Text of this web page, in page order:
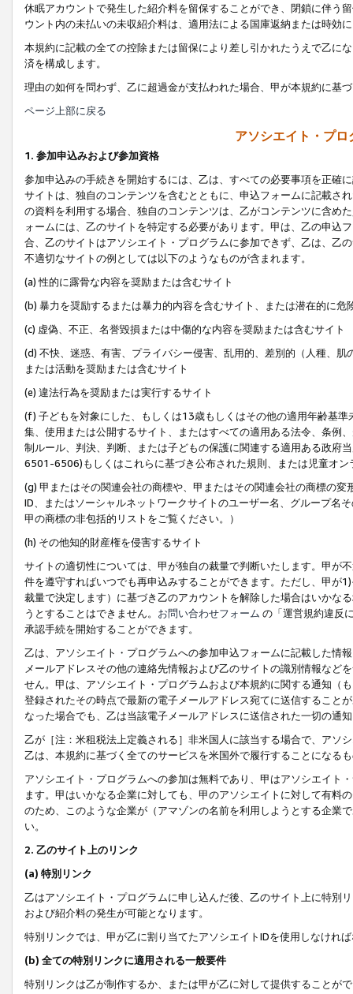
休眠アカウントで発生した紹介料を留保することができ、閉鎖に伴う
ウント内の未払いの未収紹介料は、適用法による国庫返納または時効
本規約に記載の全ての控除または留保により差し引かれたうえで乙に
済を構成します。
理由の如何を問わず、乙に超過金が支払われた場合、甲が本規約に基
ページ上部に戻る
アソシエイト・プ
1. 参加申込みおよび参加資格
参加申込みの手続きを開始するには、乙は、すべての必要事項を正確
サイトは、独自のコンテンツを含むとともに、申込フォームに記載さ
の資料を利用する場合、独自のコンテンツは、乙がコンテンツに含め
ォームには、乙のサイトを特定する必要があります。甲は、乙の申込
合、乙のサイトはアソシエイト・プログラムに参加できず、乙は、乙
不適切なサイトの例としては以下のようなものが含まれます。
(a) 性的に露骨な内容を奨励または含むサイト
(b) 暴力を奨励するまたは暴力的内容を含むサイト、または潜在的に
(c) 虚偽、不正、名誉毀損または中傷的な内容を奨励または含むサイト
(d) 不快、迷惑、有害、プライバシー侵害、乱用的、差別的（人種、
または活動を奨励または含むサイト
(e) 違法行為を奨励または実行するサイト
(f) 子どもを対象にした、もしくは13歳もしくはその他の適用年齢基
集、使用または公開するサイト、またはすべての適用ある法令、条例
制ルール、判決、判断、または子どもの保護に関連する適用ある政府
6501-6506)もしくはこれらに基づき公布された規則、または児童オン
(g) 甲またはその関連会社の商標や、甲またはその関連会社の商標の
ID、またはソーシャルネットワークサイトのユーザー名、グループ名
甲の商標の非包括的リストをご覧ください。）
(h) その他知的財産権を侵害するサイト
サイトの適切性については、甲が独自の裁量で判断いたします。甲が
件を遵守すればいつでも再申込みすることができます。ただし、甲が
裁量で決定します）に基づき乙のアカウントを解除した場合はいかな
うとすることはできません。 お問い合わせフォーム の「運営規約違反
承認手続を開始することができます。
乙は、アソシエイト・プログラムへの参加申込フォームに記載した情
メールアドレスその他の連絡先情報および乙のサイトの識別情報など
せん。甲は、アソシエイト・プログラムおよび本規約に関する通知（
登録されたその時点で最新の電子メールアドレス宛てに送信すること
なった場合でも、乙は当該電子メールアドレスに送信された一切の通
乙が［注：米租税法上定義される］非米国人に該当する場合で、アソ
乙は、本規約に基づく全てのサービスを米国外で履行することになる
アソシエイト・プログラムへの参加は無料であり、甲はアソシエイト
ます。甲はいかなる企業に対しても、甲のアソシエイトに対して有料
のため、このような企業が（アマゾンの名前を利用しようとする企業
い。
2. 乙のサイト上のリンク
(a) 特別リンク
乙はアソシエイト・プログラムに申し込んだ後、乙のサイト上に特別
および紹介料の発生が可能となります。
特別リンクでは、甲が乙に割り当てたアソシエイトIDを使用しなけれ
(b) 全ての特別リンクに適用される一般要件
特別リンクは乙が制作するか、または甲が乙に対して提供することが